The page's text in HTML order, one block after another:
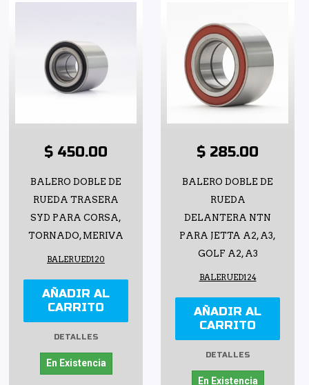
$ 450.00
BALERO DOBLE DE
RUEDA TRASERA
SYD PARA CORSA,
TORNADO, MERIVA
BALERUED120
AÑADIR AL
CARRITO
DETALLES
En Existencia
$ 285.00
BALERO DOBLE DE
RUEDA
DELANTERA NTN
PARA JETTA A2, A3,
GOLF A2, A3
BALERUED124
AÑADIR AL
CARRITO
DETALLES
En Existencia